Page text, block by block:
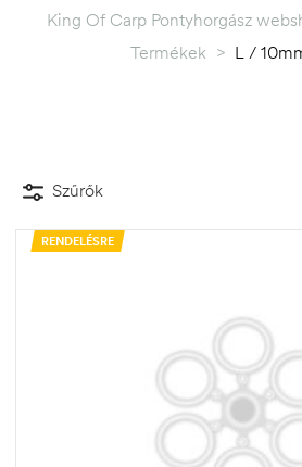
King Of Carp Pontyhorgász
Termékek > L /
Szűrők
RENDELÉSRE